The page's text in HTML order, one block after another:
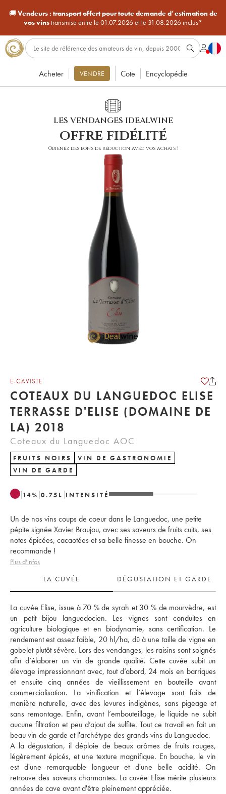
🚚Vendeurs : transport offert pour toute demande d’estimation de
vos vinstransmise entre le 01.07.2026 et le 31.08.2026 inclus*
Acheter VENDRE Cote Encyclopédie
LES VENDANGES IDEALWINE
offre fidélité
Obtenez des bons de réduction avec vos achats !
E-CAVISTE
COTEAUX DU LANGUEDOC ELISE
TERRASSE D'ELISE (DOMAINE DE
LA) 2018
Coteaux du Languedoc AOC
FRUITS NOIRS
VIN DE GASTRONOMIE
VIN DE GARDE
14% 0.75 L INTENSITÉ
Un de nos vins coups de coeur dans le Languedoc, une petite
pépite signée Xavier Braujou, avec ses saveurs de fruits cuits, ses
notes épicées, cacaotées et sa belle finesse en bouche. On
recommande !
Plus d'infos
LA CUVÉE
DÉGUSTATION ET GARDE
La cuvée Elise, issue à 70 % de syrah et 30 % de mourvèdre, est
un petit bijou languedocien. Les vignes sont conduites en
agriculture biologique et en biodynamie, sans certification. Le
rendement est assez faible, 20 hl/ha, dû à une taille de vigne en
gobelet plutôt sévère. Lors des vendanges, les raisins sont soignés
afin d’élaborer un vin de grande qualité. Cette cuvée subit un
élevage impressionnant avec, tout d’abord, 24 mois en barriques
et ensuite cinq années de vieillissement en bouteille avant
commercialisation. La vinification et l’élevage sont faits de
manière naturelle, avec des levures indigènes, sans pigeage et
sans remontage. Enfin, avant l’embouteillage, le liquide ne subit
aucune filtration et peu d’ajout de sulfite. Tout ce travail en fait un
beau vin de garde et l'archétype des grands vins du Languedoc.
A la dégustation, il déploie de beaux arômes de fruits rouges,
légèrement épicés, et une texture magnifique. En bouche, le vin
est d'une remarquable longueur et d'une belle acidité. On
retrouve des saveurs charmantes. La cuvée Elise mérite plusieurs
années de cave avant d'être pleinement appréciée.